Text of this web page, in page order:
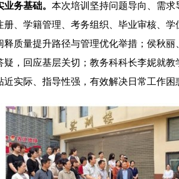
务基础。 本次培训坚持问题导向、需
、学籍管理、考务组织、毕业审核、
质量提升路径与管理优化举措；侯秋
，回应基层关切；教务科科长李妮就
实际、指导性强，有效解决日常工作困